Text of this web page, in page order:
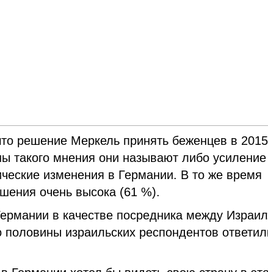
решение Меркель принять беженцев в 2015
такого мнения они называют либо усиление
изменения в Германии. В то же время
очень высока (61 %).
в качестве посредника между
израильских респондентов